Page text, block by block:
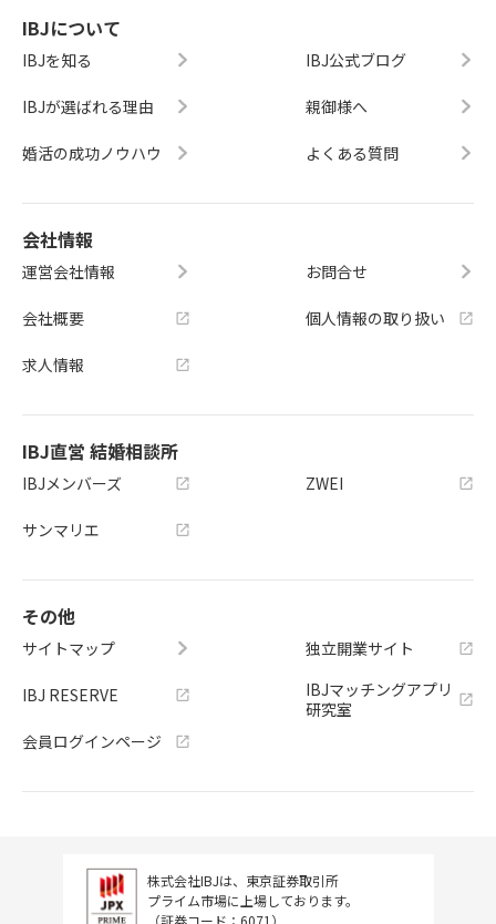
IBJについて
IBJを知る
IBJが選ばれる理由
婚活の成功ノウハウ
IBJ公式ブログ
親御様へ
よくある質問
会社情報
運営会社情報
会社概要
求人情報
お問合せ
個人情報の取り扱い
IBJ直営 結婚相談所
IBJメンバーズ
サンマリエ
ZWEI
その他
サイトマップ
IBJ RESERVE
会員ログインページ
独立開業サイト
IBJマッチングアプリ
研究室
株式会社IBJは、東京証券取引所
プライム市場に上場しております。